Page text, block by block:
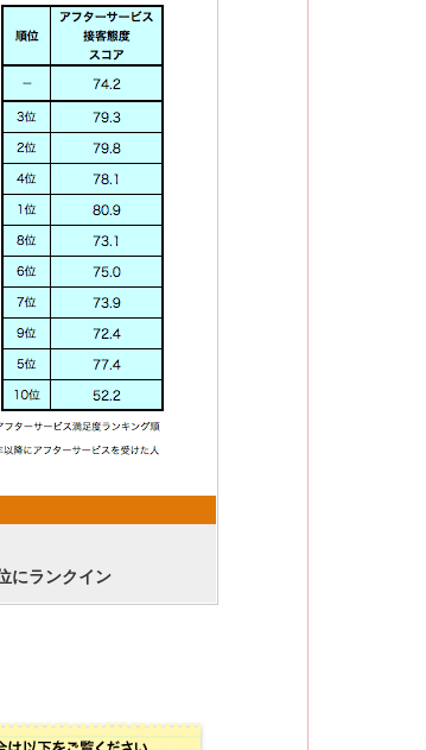
にランクイン